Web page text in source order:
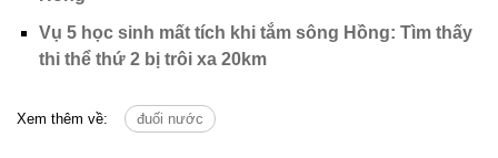
Vụ 5 học sinh mất tích khi tắm sông Hồng: Tìm thấy
thi thể thứ 2 bị trôi xa 20km
Xem thêm về: đuối nước